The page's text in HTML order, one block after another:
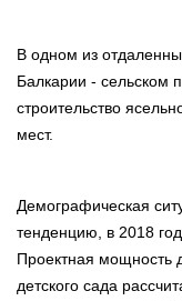
В одном из
Балкарии - сельском
строительство
мест.
Демографическая
тенденцию, в 2018
Проектная мощность
детского сада